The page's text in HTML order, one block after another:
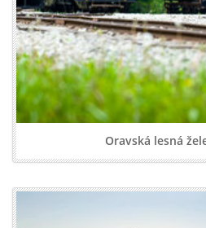
Oravská lesná